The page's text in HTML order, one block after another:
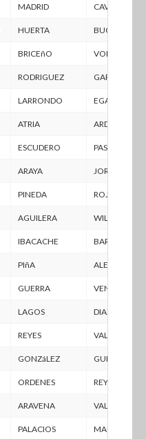
MADRID CAVIEDES
HUERTA BUGUEñO
BRICEñO VOLTA
RODRIGUEZ GARCIA
LARRONDO EGAñA
ATRIA ARDILES
ESCUDERO PASTEM
ARAYA JORQUERA
PINEDA ROJAS
AGUILERA WILSON
IBACACHE BARRAZA
PIñA ALEGRíA
GUERRA VENEGAS
LAGOS DIAZ
REYES VALENZUELA
GONZáLEZ GUERRA
ORDENES REYES
ARAVENA VALENZUELA
PALACIOS MAUREIRA